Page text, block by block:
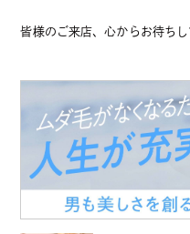
皆様のご来店、心からお待ちし